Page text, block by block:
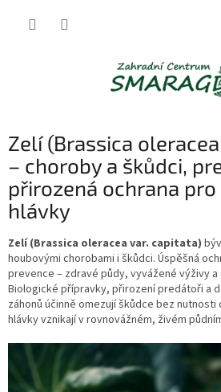
Zelí (Brassica
– choroby a škůdci,
přirozená ochrana
hlávky
Zelí (Brassica oleracea var. capitata)
houbovými chorobami i škůdci. Úspěšná
prevence – zdravé půdy, vyvážené výživy
Biologické přípravky, přirození predátoři a
záhonů účinně omezují škůdce bez nutnosti
hlávky vznikají v rovnovážném, živém